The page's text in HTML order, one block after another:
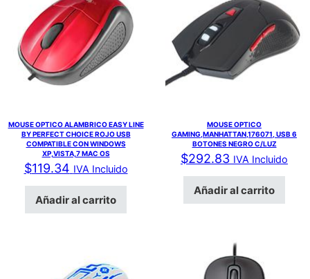
MOUSE OPTICO ALAMBRICO EASY LINE
BY PERFECT CHOICE ROJO USB
COMPATIBLE CON WINDOWS
XP,VISTA,7 MAC OS
$119.34 IVA Incluido
Añadir al carrito
MOUSE OPTICO
GAMING,MANHATTAN,176071, USB 6
BOTONES NEGRO C/LUZ
$292.83 IVA Incluido
Añadir al carrito